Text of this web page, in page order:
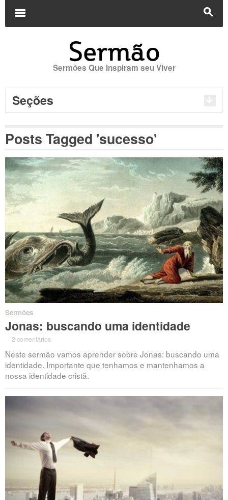
s
m
Sermões Que Inspiram seu Viver
Seções
Posts Tagged 'sucesso'
Sermões
Jonas: buscando uma identidade
2 comentários
Neste sermão vamos aprender sobre Jonas: buscando uma
identidade. Importante que tenhamos e mantenhamos a
nossa identidade cristã.